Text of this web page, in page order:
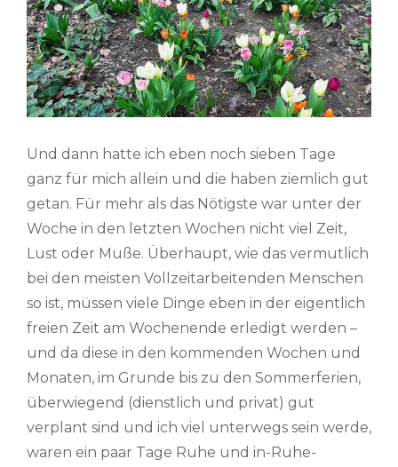
Und dann hatte ich eben noch sieben Tage
ganz für mich allein und die haben ziemlich gut
getan. Für mehr als das Nötigste war unter der
Woche in den letzten Wochen nicht viel Zeit,
Lust oder Muße. Überhaupt, wie das vermutlich
bei den meisten Vollzeitarbeitenden Menschen
so ist, müssen viele Dinge eben in der eigentlich
freien Zeit am Wochenende erledigt werden –
und da diese in den kommenden Wochen und
Monaten, im Grunde bis zu den Sommerferien,
überwiegend (dienstlich und privat) gut
verplant sind und ich viel unterwegs sein werde,
waren ein paar Tage Ruhe und in-Ruhe-